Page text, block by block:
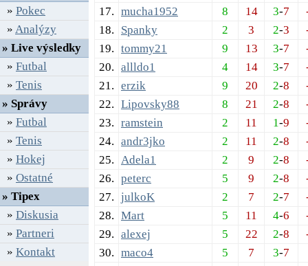
» Pokec
» Analýzy
» Live výsledky
» Futbal
» Tenis
» Správy
» Futbal
» Tenis
» Hokej
» Ostatné
» Tipex
» Diskusia
» Partneri
» Kontakt
17. mucha1952 8 14 3-7
18.
Spanky 2 3 2-3
19. tommy21 9 13 3-7
20. allldo1 4 14 3-7
21. erzik 9 20 2-8
22. Lipovsky88 8 21 2-8
23. ramstein 2 11 1-9
24. andr3jko 2 11 2-8
25. Adela1 2 9 2-8
26. peterc 5 9 2-8
27. julkoK 2 7 2-7
28. Mart 5 11 4-6
29. alexej 5 22 2-8
30. maco4 5 7 3-7